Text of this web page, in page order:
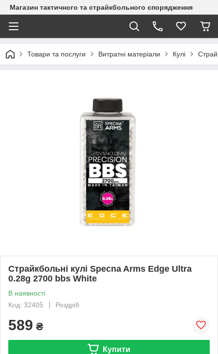
Магазин тактичного та страйкбольного спорядження
Товари та послуги Витратні матеріали Кулі
Страйкбольні кулі Specna Arms Edge Ultra
0.28g 2700 bbs White
В наявності
Код: 32405
Роздріб
589 ₴
Купити